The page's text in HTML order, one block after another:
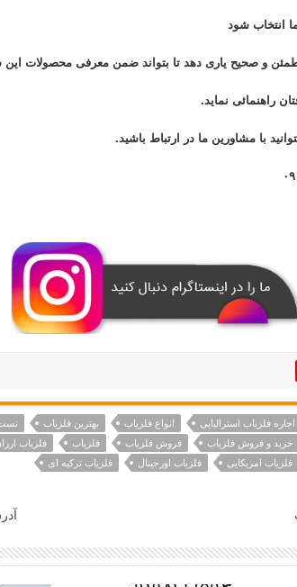
انتخاب شود
و صحیح یاری دهد تا بتواند ضمن معرفی محصولات
راهنمائی نماید.
با مشاورین ما در ارتباط باشید.
اجاره فلزیاب استرالیایی انواع فلزیاب بهترین فلزیاب
تست
خرید و فروش فلزیاب فروش فلزیاب فلزیاب فلزیاب
فلزیاب امریکایی فلزیاب اورجینال فلزیاب ترکیه ای